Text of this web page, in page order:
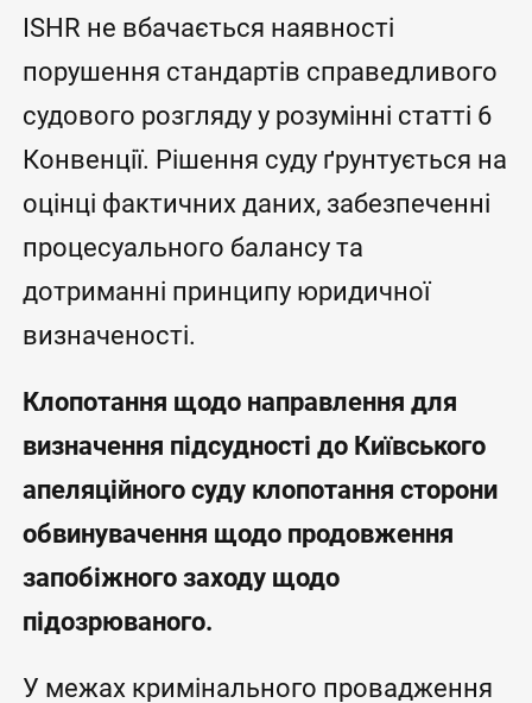
ISHR не вбачається наявності
порушення стандартів справедливого
судового розгляду у розумінні статті 6
Конвенції. Рішення суду ґрунтується на
оцінці фактичних даних, забезпеченні
процесуального балансу та
дотриманні принципу юридичної
визначеності.
Клопотання щодо направлення для
визначення підсудності до Київського
апеляційного суду клопотання сторони
обвинувачення щодо продовження
запобіжного заходу щодо
підозрюваного.
У межах кримінального провадження